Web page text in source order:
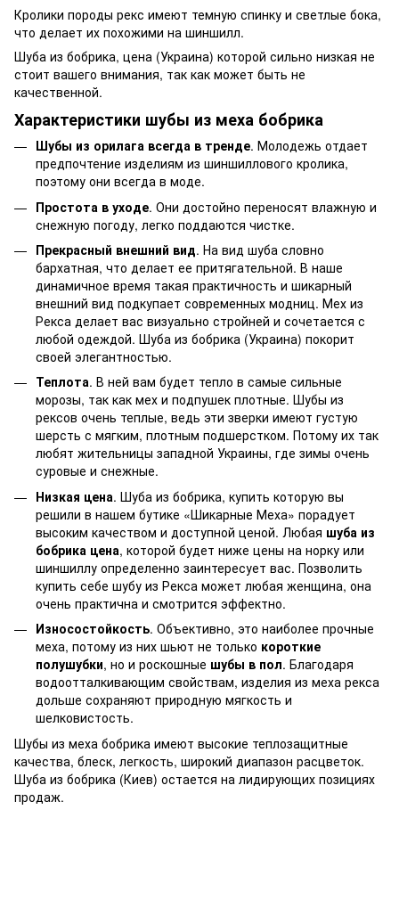
Кролики породы рекс имеют темную спинку и светлые бока,
что делает их похожими на шиншилл.
Шуба из бобрика, цена (Украина) которой сильно низкая не
стоит вашего внимания, так как может быть не
качественной.
Характеристики шубы из меха бобрика
Шубы из орилага всегда в тренде. Молодежь отдает
предпочтение изделиям из шиншиллового кролика,
поэтому они всегда в моде.
Простота в уходе. Они достойно переносят влажную и
снежную погоду, легко поддаются чистке.
Прекрасный внешний вид. На вид шуба словно
бархатная, что делает ее притягательной. В наше
динамичное время такая практичность и шикарный
внешний вид подкупает современных модниц. Мех из
Рекса делает вас визуально стройней и сочетается с
любой одеждой. Шуба из бобрика (Украина) покорит
своей элегантностью.
Теплота. В ней вам будет тепло в самые сильные
морозы, так как мех и подпушек плотные. Шубы из
рексов очень теплые, ведь эти зверки имеют густую
шерсть с мягким, плотным подшерстком. Потому их так
любят жительницы западной Украины, где зимы очень
суровые и снежные.
Низкая цена. Шуба из бобрика, купить которую вы
решили в нашем бутике «Шикарные Меха» порадует
высоким качеством и доступной ценой. Любая шуба из
бобрика цена, которой будет ниже цены на норку или
шиншиллу определенно заинтересует вас. Позволить
купить себе шубу из Рекса может любая женщина, она
очень практична и смотрится эффектно.
Износостойкость. Объективно, это наиболее прочные
меха, потому из них шьют не только короткие
полушубки, но и роскошные шубы в пол. Благодаря
водоотталкивающим свойствам, изделия из меха рекса
дольше сохраняют природную мягкость и
шелковистость.
Шубы из меха бобрика имеют высокие теплозащитные
качества, блеск, легкость, широкий диапазон расцветок.
Шуба из бобрика (Киев) остается на лидирующих позициях
продаж.